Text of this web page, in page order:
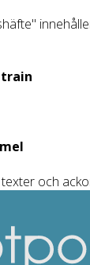
och